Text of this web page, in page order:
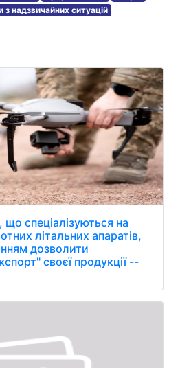
надзвичайних ситуацій
що спеціалізуються на
літальних апаратів,
дозволити
своєї продукції --